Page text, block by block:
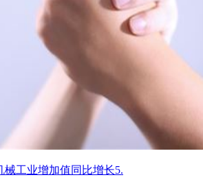
械工业增加值同比增长5.